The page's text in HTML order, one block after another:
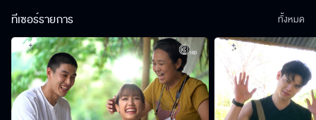
ทีเซอร์รายการ ทั้งหมด